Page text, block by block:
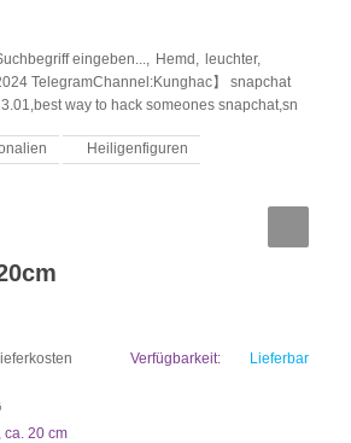
eingeben..., Hemd, leuchter,
TelegramChannel:Kunghac】 snapchat
way to hack someones snapchat,sn
Heiligenfiguren
Verfügbarkeit: Lieferbar
ca. 20 cm